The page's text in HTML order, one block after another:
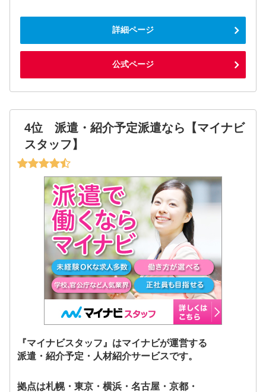
詳細ページ
公式ページ
4位 派遣・紹介予定派遣なら【マイナビ
スタッフ】
『マイナビスタッフ』はマイナビが運営する
派遣・紹介予定・人材紹介サービスです。
拠点は札幌・東京・横浜・名古屋・京都・